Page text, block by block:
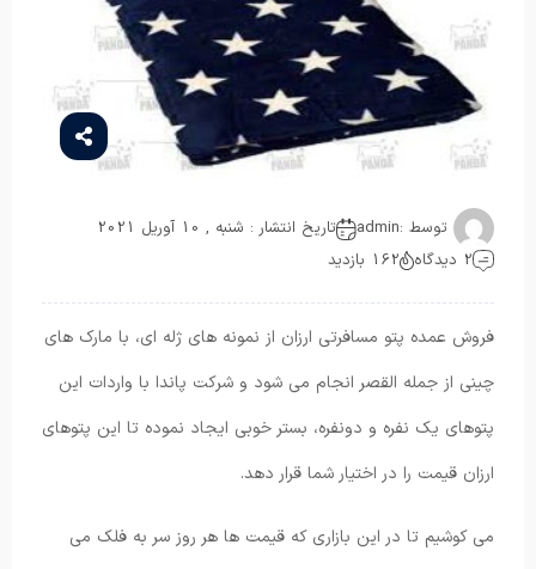
توسط :admin
تاریخ انتشار : شنبه , 10 آوریل 2021
2 دیدگاه
162 بازدید
فروش عمده پتو مسافرتی ارزان از نمونه های ژله ای، با مارک های
چینی از جمله القصر انجام می شود و شرکت پاندا با واردات این
پتوهای یک نفره و دونفره، بستر خوبی ایجاد نموده تا این پتوهای
ارزان قیمت را در اختیار شما قرار دهد.
می کوشیم تا در این بازاری که قیمت ها هر روز سر به فلک می